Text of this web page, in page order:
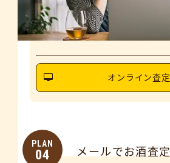
オンライン査定
PLAN
04 メールでお酒査定